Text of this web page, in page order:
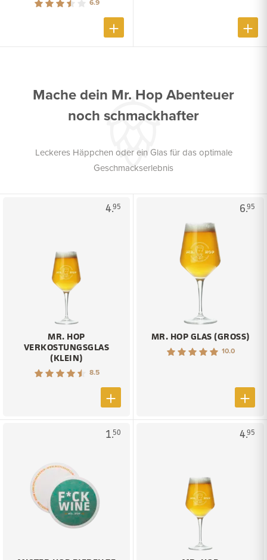
6.9
Mache dein Mr. Hop Abenteuer
noch schmackhafter
Leckeres Häppchen oder ein Glas für das optimale
Geschmackserlebnis
4.95
MR. HOP
VERKOSTUNGSGLAS
(KLEIN)
8.5
6.95
MR. HOP GLAS (GROSS)
10.0
1.50 4.95